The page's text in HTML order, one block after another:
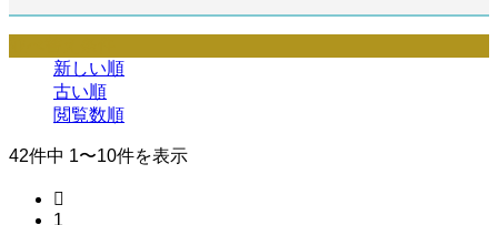
新しい順
古い順
閲覧数順
42件中 1〜10件を表示

1